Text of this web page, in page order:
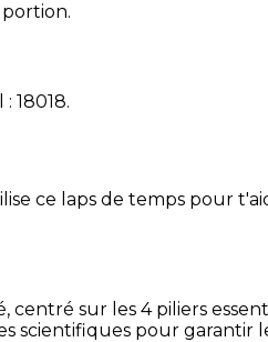
: 18018.
ce laps de temps pour
sur les 4 piliers
scientifiques pour garantir